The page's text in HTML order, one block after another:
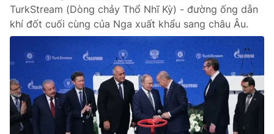
Liên hệ quảng cáo: 024-7300.7108
TurkStream (Dòng chảy Thổ Nhĩ Kỳ) - đường ống dẫn
khí đốt cuối cùng của Nga xuất khẩu sang châu Âu.